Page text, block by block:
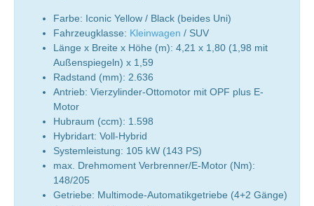
Farbe: Iconic Yellow / Black (beides Uni)
Fahrzeugklasse: Kleinwagen / SUV
Länge x Breite x Höhe (m): 4,21 x 1,80 (1,98 mit
Außenspiegeln) x 1,59
Radstand (mm): 2.636
Antrieb: Vierzylinder-Ottomotor mit OPF plus E-
Motor
Hubraum (ccm): 1.598
Hybridart: Voll-Hybrid
Systemleistung: 105 kW (143 PS)
max. Drehmoment Verbrenner/E-Motor (Nm):
148/205
Getriebe: Multimode-Automatikgetriebe (4+2 Gänge)